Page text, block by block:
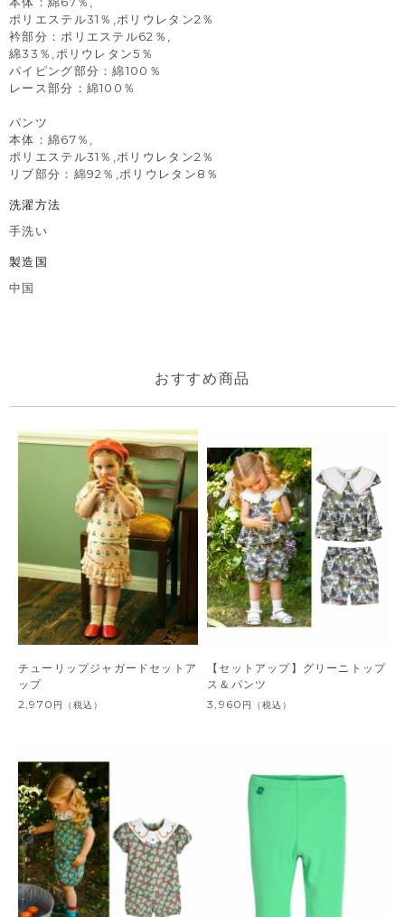
ポリエステル31％,ポリウレタン2％
衿部分：ポリエステル62％,
綿33％,ポリウレタン5％
パイピング部分：綿100％
レース部分：綿100％
パンツ
本体：綿67％,
ポリエステル31％,ポリウレタン2％
リブ部分：綿92％,ポリウレタン8％
洗濯方法
手洗い
製造国
中国
おすすめ商品
チューリップジャガードセットア
ップ
2,970 円 （税込）
【セットアップ】グリーニトップ
ス＆パンツ
3,960 円 （税込）